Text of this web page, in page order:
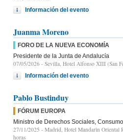
Información del evento
Juanma Moreno
FORO DE LA NUEVA ECONOMÍA
Presidente de la Junta de Andalucía
07/05/2026 - Sevilla, Hotel Alfonso XIII (San
Información del evento
Pablo Bustinduy
FÓRUM EUROPA
Ministro de Derechos Sociales,
27/11/2025 - Madrid, Hotel Mandarin Oriental
horas